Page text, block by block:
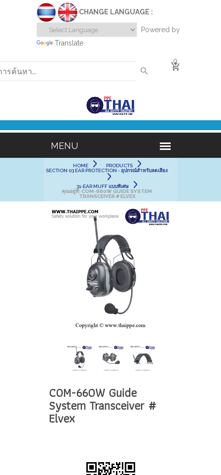
CHANGE LANGUAGE :
Powered by
Translate
0
HOME
PRODUCTS
SECTION 03 EAR PROTECTION - อุปกรณ์สำหรับลดเสียง
31-EAR MUFF แบบพิเศษ
คุณอยู่ที่: COM-660W GUIDE SYSTEM
TRANSCEIVER # ELVEX
COM-660W Guide
System Transceiver #
Elvex